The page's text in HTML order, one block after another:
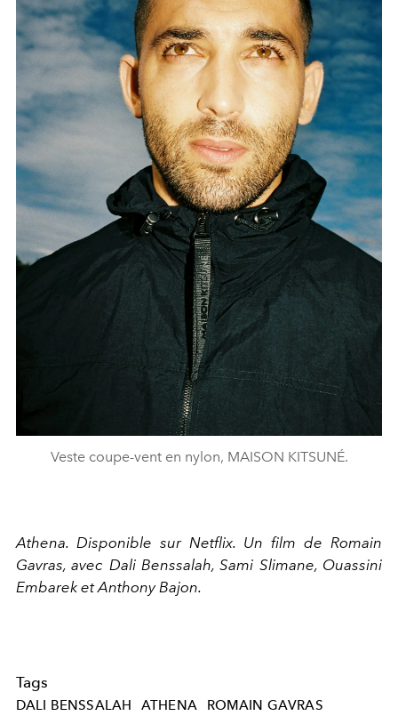
Veste coupe-vent en nylon, MAISON KITSUNÉ.
Athena. Disponible sur Netflix. Un film de Romain
Gavras, avec Dali Benssalah, Sami Slimane, Ouassini
Embarek et Anthony Bajon.
Tags
DALI BENSSALAH ATHENA
ROMAIN GAVRAS